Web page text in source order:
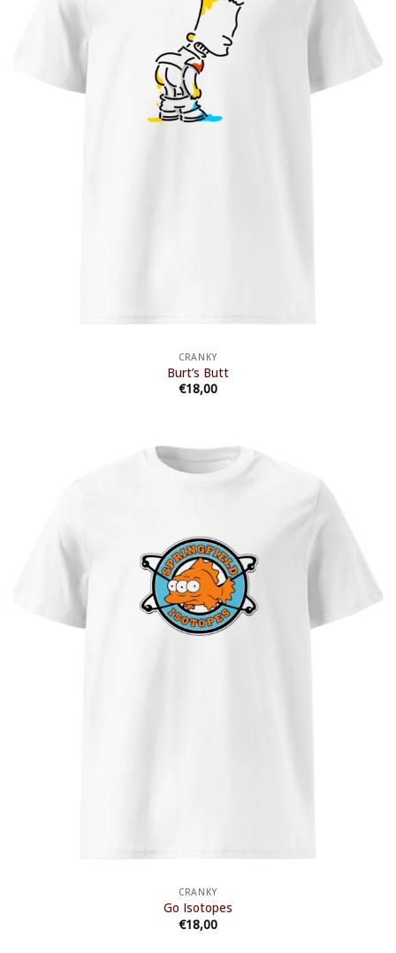
CRANKY
Burt’s Butt
€18,00
CRANKY
Go Isotopes
€18,00